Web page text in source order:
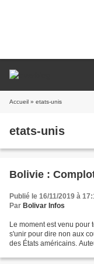
Accueil » etats-unis
etats-unis
Bolivie :
Publié le 16/11/2019 à
Par Bolivar Infos
Le moment est venu pour
s'unir pour dire non aux
des États américains.